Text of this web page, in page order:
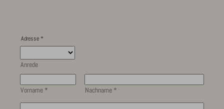
Adresse*
Anrede
Vorname * Nachname *